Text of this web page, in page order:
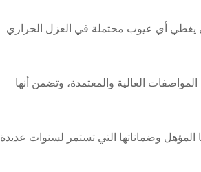
يغطي أي عيوب محتملة في العزل الحراري
العالية والمعتمدة، وتضمن أنها
وضماناتها التي تستمر لسنوات عديدة